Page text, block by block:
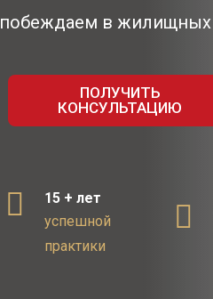
побеждаем в жилищных
ПОЛУЧИТЬ
КОНСУЛЬТАЦИЮ
15 + лет
успешной
практики